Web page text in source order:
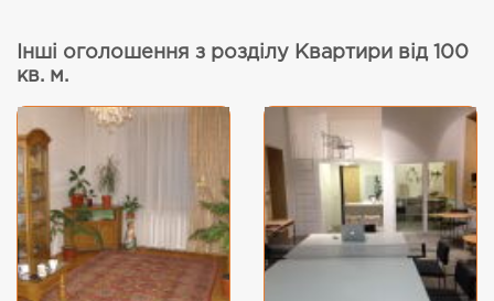
Інші оголошення з розділу Квартири від 100
кв. м.